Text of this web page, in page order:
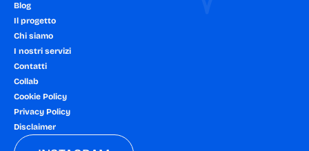
Blog
Il progetto
Chi siamo
I nostri servizi
Contatti
Collab
Cookie Policy
Privacy Policy
Disclaimer